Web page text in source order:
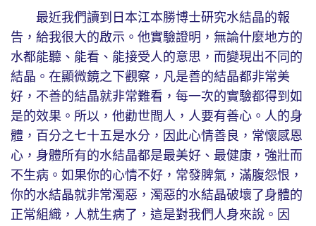
最近我們讀到日本江本勝博士研究水結晶的報
告，給我很大的啟示。他實驗證明，無論什麼地方的
水都能聽、能看、能接受人的意思，而變現出不同的
結晶。在顯微鏡之下觀察，凡是善的結晶都非常美
好，不善的結晶就非常難看，每一次的實驗都得到如
是的效果。所以，他勸世間人，人要有善心。人的身
體，百分之七十五是水分，因此心情善良，常懷感恩
心，身體所有的水結晶都是最美好、最健康，強壯而
不生病。如果你的心情不好，常發脾氣，滿腹怨恨，
你的水結晶就非常濁惡，濁惡的水結晶破壞了身體的
正常組織，人就生病了，這是對我們人身來說。因